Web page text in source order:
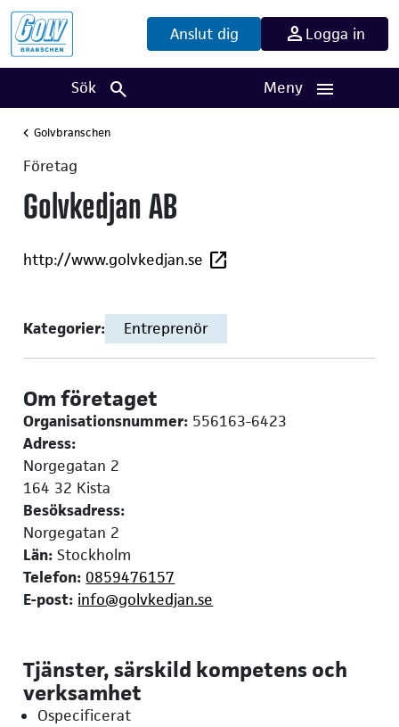
Anslut dig Logga in
Sök Meny
Golvbranschen
Företag
Golvkedjan AB
http://www.golvkedjan.se
Kategorier: Entreprenör
Om företaget
Organisationsnummer: 556163-6423
Adress:
Norgegatan 2
164 32 Kista
Besöksadress:
Norgegatan 2
Län: Stockholm
Telefon: 0859476157
E-post: info@golvkedjan.se
Tjänster, särskild kompetens och
verksamhet
Ospecificerat